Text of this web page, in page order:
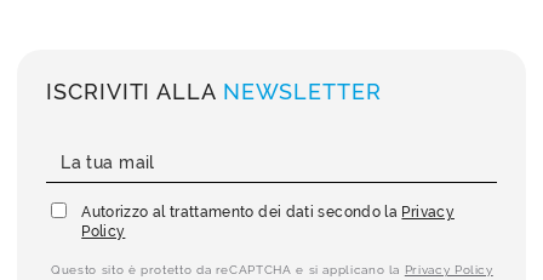
ISCRIVITI ALLA NEWSLETTER
Autorizzo al trattamento dei dati secondo la Privacy
Policy
Questo sito è protetto da reCAPTCHA e si applicano la Privacy Policy